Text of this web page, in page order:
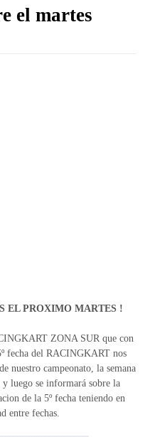
el martes
EL PROXIMO MARTES !
ZONA SUR que con
fecha del RACINGKART nos
nuestro campeonato, la semana
y luego se informará sobre la
de la 5º fecha teniendo en
entre fechas.